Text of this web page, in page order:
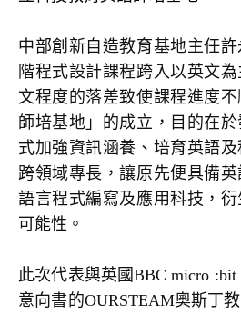
中部創新自造教育基地主任
階程式設計課程跨入以英文
文程度的落差致使課程進度
師培基地」的成立，目的在
式加強資訊涵養、培育英語
跨領域專長，讓原先便具備
語言程式編寫及應用科技，
可能性。
此次代表與英國BBC micro
意向書的OURSTEAM奧斯丁